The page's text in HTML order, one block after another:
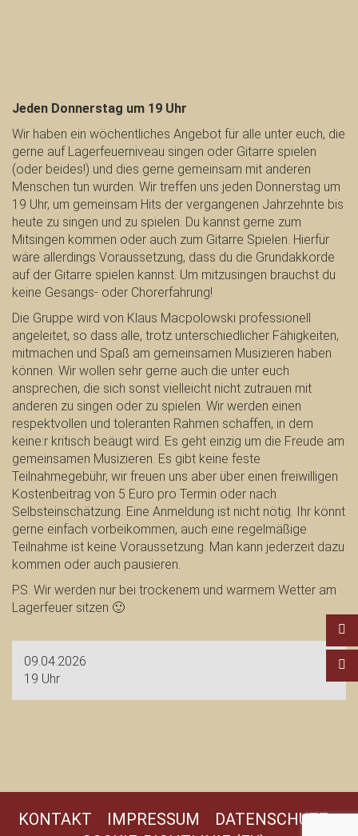
Jeden Donnerstag um 19 Uhr
Wir haben ein wöchentliches Angebot für alle unter euch, die
gerne auf Lagerfeuerniveau singen oder Gitarre spielen
(oder beides!) und dies gerne gemeinsam mit anderen
Menschen tun würden. Wir treffen uns jeden Donnerstag um
19 Uhr, um gemeinsam Hits der vergangenen Jahrzehnte bis
heute zu singen und zu spielen. Du kannst gerne zum
Mitsingen kommen oder auch zum Gitarre Spielen. Hierfür
wäre allerdings Voraussetzung, dass du die Grundakkorde
auf der Gitarre spielen kannst. Um mitzusingen brauchst du
keine Gesangs- oder Chorerfahrung!
Die Gruppe wird von Klaus Macpolowski professionell
angeleitet, so dass alle, trotz unterschiedlicher Fähigkeiten,
mitmachen und Spaß am gemeinsamen Musizieren haben
können. Wir wollen sehr gerne auch die unter euch
ansprechen, die sich sonst vielleicht nicht zutrauen mit
anderen zu singen oder zu spielen. Wir werden einen
respektvollen und toleranten Rahmen schaffen, in dem
keine:r kritisch beäugt wird. Es geht einzig um die Freude am
gemeinsamen Musizieren. Es gibt keine feste
Teilnahmegebühr, wir freuen uns aber über einen freiwilligen
Kostenbeitrag von 5 Euro pro Termin oder nach
Selbsteinschätzung. Eine Anmeldung ist nicht nötig. Ihr könnt
gerne einfach vorbeikommen, auch eine regelmäßige
Teilnahme ist keine Voraussetzung. Man kann jederzeit dazu
kommen oder auch pausieren.
P.S. Wir werden nur bei trockenem und warmem Wetter am
Lagerfeuer sitzen 🙂
09.04.2026
19 Uhr
KONTAKT IMPRESSUM
DATENSCHUTZ